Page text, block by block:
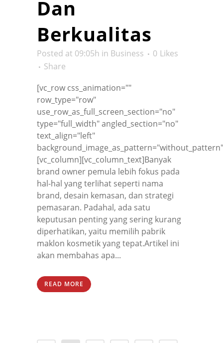
Dan
Berkualitas
Posted at 09:05h in Business 0 Likes
Share
[vc_row css_animation=""
row_type="row"
use_row_as_full_screen_section="no"
type="full_width" angled_section="no"
text_align="left"
[vc_column][vc_column_text]Banyak
brand owner pemula lebih fokus pada
hal-hal yang terlihat seperti nama
brand, desain kemasan, dan strategi
pemasaran. Padahal, ada satu
keputusan penting yang sering kurang
diperhatikan, yaitu memilih pabrik
maklon kosmetik yang tepat.Artikel ini
akan membahas apa...
READ MORE